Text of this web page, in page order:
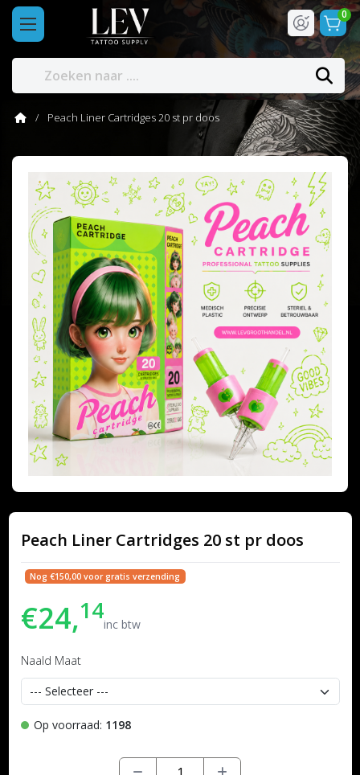
0
Peach Liner Cartridges 20 st pr doos
Peach Liner Cartridges 20 st pr doos
Nog €150,00 voor gratis verzending
€24,14inc btw
Naald Maat
Op voorraad: 1198